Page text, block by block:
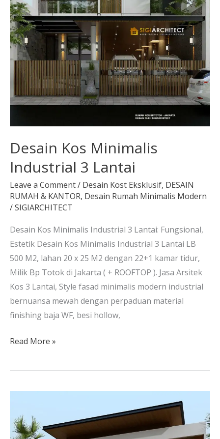
Desain Kos Minimalis
Industrial 3 Lantai
Leave a Comment/ Desain Kost Eksklusif, DESAIN
RUMAH & KANTOR, Desain Rumah Minimalis Modern
/SIGIARCHITECT
Desain Kos Minimalis Industrial 3 Lantai: Fungsional,
Estetik Desain Kos Minimalis Industrial 3 Lantai LB
500 M2, lahan 20 x 25 M2 dengan 22+1 kamar tidur,
Milik Bp Totok di Jakarta ( + ROOFTOP ). Jasa Arsitek
Kos 3 Lantai, Style fasad minimalis modern industrial
bernuansa mewah dengan perpaduan material
finishing baja WF, besi hollow,
Read More »
2